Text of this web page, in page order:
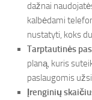
dažnai
kalbėdami
nustatyti, koks
Tarptautinės
planą, kuris
paslaugomis
Įrenginių